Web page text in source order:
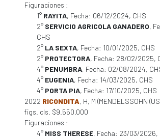
Figuraciones :
1° RAYITA, Fecha: 06/12/2024, CHS
2° SERVICIO AGRICOLA GANADERO,
CHS
2° LA SEXTA, Fecha: 10/01/2025, CHS
2° PROTECTORA, Fecha: 28/02/2025,
4° PENUMBRA, Fecha: 02/08/2024,
4° EUGENIA, Fecha: 14/03/2025, CHS
4° PORTA PIA, Fecha: 17/10/2025, CHS
2022 RICONDITA, H, M (MENDELSSOHN
figs. cls. $9.550.000
Figuraciones :
4° MISS THERESE, Fecha: 23/03/2026,